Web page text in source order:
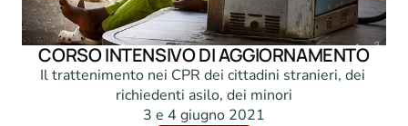
CORSO INTENSIVO DI AGGIORNAMENTO
Il trattenimento nei CPR dei cittadini stranieri, dei
richiedenti asilo, dei minori
3 e 4 giugno 2021